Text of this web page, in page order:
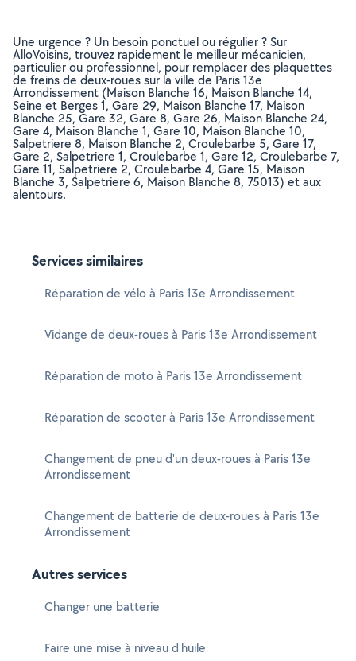
Une urgence ? Un besoin ponctuel ou régulier ? Sur
AlloVoisins, trouvez rapidement le meilleur mécanicien,
particulier ou professionnel, pour remplacer des plaquettes
de freins de deux-roues sur la ville de Paris 13e
Arrondissement (Maison Blanche 16, Maison Blanche 14,
Seine et Berges 1, Gare 29, Maison Blanche 17, Maison
Blanche 25, Gare 32, Gare 8, Gare 26, Maison Blanche 24,
Gare 4, Maison Blanche 1, Gare 10, Maison Blanche 10,
Salpetriere 8, Maison Blanche 2, Croulebarbe 5, Gare 17,
Gare 2, Salpetriere 1, Croulebarbe 1, Gare 12, Croulebarbe 7,
Gare 11, Salpetriere 2, Croulebarbe 4, Gare 15, Maison
Blanche 3, Salpetriere 6, Maison Blanche 8, 75013) et aux
alentours.
Services similaires
Réparation de vélo à Paris 13e Arrondissement
Vidange de deux-roues à Paris 13e Arrondissement
Réparation de moto à Paris 13e Arrondissement
Réparation de scooter à Paris 13e Arrondissement
Changement de pneu d'un deux-roues à Paris 13e
Arrondissement
Changement de batterie de deux-roues à Paris 13e
Arrondissement
Autres services
Changer une batterie
Faire une mise à niveau d'huile